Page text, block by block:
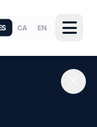
CA EN